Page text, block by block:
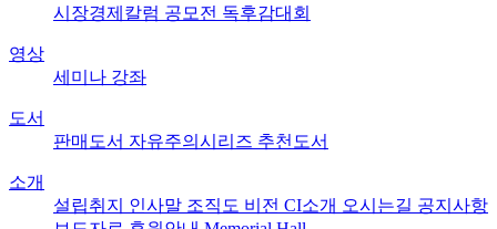
시장경제칼럼 공모전 독후감대회
영상
세미나 강좌
도서
판매도서 자유주의시리즈 추천도서
소개
설립취지 인사말 조직도 비전 CI소개 오시는길 공지사항